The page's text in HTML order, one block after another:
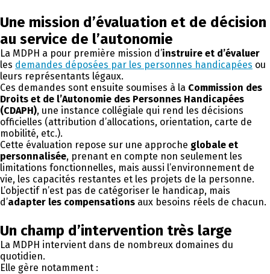
Une mission d’évaluation et de décision
au service de l’autonomie
La MDPH a pour première mission d’instruire et d’évaluer
les demandes déposées par les personnes handicapées ou
leurs représentants légaux.
Ces demandes sont ensuite soumises à la Commission des
Droits et de l’Autonomie des Personnes Handicapées
(CDAPH), une instance collégiale qui rend les décisions
officielles (attribution d’allocations, orientation, carte de
mobilité, etc.).
Cette évaluation repose sur une approche globale et
personnalisée, prenant en compte non seulement les
limitations fonctionnelles, mais aussi l’environnement de
vie, les capacités restantes et les projets de la personne.
L’objectif n’est pas de catégoriser le handicap, mais
d’adapter les compensations aux besoins réels de chacun.
Un champ d’intervention très large
La MDPH intervient dans de nombreux domaines du
quotidien.
Elle gère notamment :